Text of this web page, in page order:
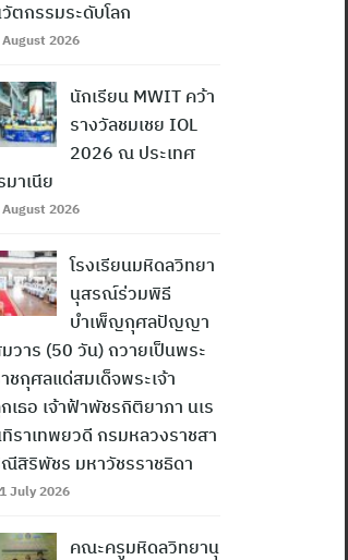
ตกรรมระดับโลก
August 2026
นักเรียน MWIT คว้า
รางวัลชมเชย IOL
2026 ณ ประเทศ
มาเนีย
August 2026
โรงเรียนมหิดลวิทยา
นุสรณ์ร่วมพิธี
บำเพ็ญกุศลปัญญา
วาร (50 วัน) ถวายเป็นพระ
ชกุศลแด่สมเด็จพระเจ้า
เธอ เจ้าฟ้าพัชรกิติยาภา นเร
ราเทพยวดี กรมหลวงราชสา
สิริพัชร มหาวัชรราชธิดา
July 2026
คณะครูมหิดลวิทยานุ